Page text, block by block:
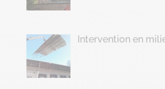
Intervention en